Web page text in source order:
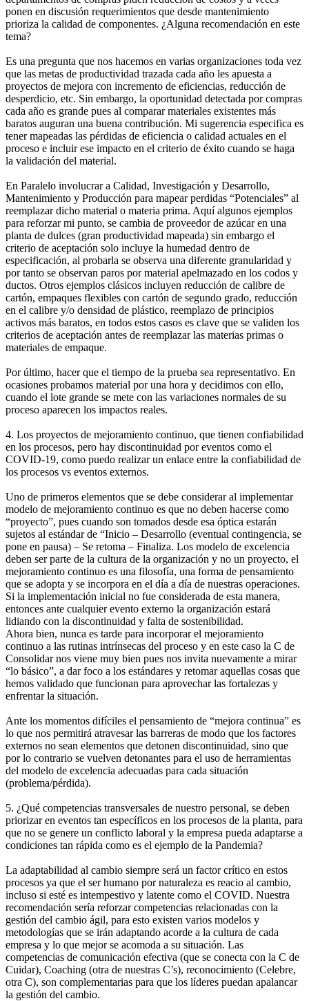
ponen en discusión requerimientos que desde mantenimiento
prioriza la calidad de componentes. ¿Alguna recomendación en este
tema?
Es una pregunta que nos hacemos en varias organizaciones toda vez
que las metas de productividad trazada cada año les apuesta a
proyectos de mejora con incremento de eficiencias, reducción de
desperdicio, etc. Sin embargo, la oportunidad detectada por compras
cada año es grande pues al comparar materiales existentes más
baratos auguran una buena contribución. Mi sugerencia especifica es
tener mapeadas las pérdidas de eficiencia o calidad actuales en el
proceso e incluir ese impacto en el criterio de éxito cuando se haga
la validación del material.
En Paralelo involucrar a Calidad, Investigación y Desarrollo,
Mantenimiento y Producción para mapear perdidas “Potenciales” al
reemplazar dicho material o materia prima. Aquí algunos ejemplos
para reforzar mi punto, se cambia de proveedor de azúcar en una
planta de dulces (gran productividad mapeada) sin embargo el
criterio de aceptación solo incluye la humedad dentro de
especificación, al probarla se observa una diferente granularidad y
por tanto se observan paros por material apelmazado en los codos y
ductos. Otros ejemplos clásicos incluyen reducción de calibre de
cartón, empaques flexibles con cartón de segundo grado, reducción
en el calibre y/o densidad de plástico, reemplazo de principios
activos más baratos, en todos estos casos es clave que se validen los
criterios de aceptación antes de reemplazar las materias primas o
materiales de empaque.
Por último, hacer que el tiempo de la prueba sea representativo. En
ocasiones probamos material por una hora y decidimos con ello,
cuando el lote grande se mete con las variaciones normales de su
proceso aparecen los impactos reales.
4. Los proyectos de mejoramiento continuo, que tienen confiabilidad
en los procesos, pero hay discontinuidad por eventos como el
COVID-19, como puedo realizar un enlace entre la confiabilidad de
los procesos vs eventos externos.
Uno de primeros elementos que se debe considerar al implementar
modelo de mejoramiento continuo es que no deben hacerse como
“proyecto”, pues cuando son tomados desde esa óptica estarán
sujetos al estándar de “Inicio – Desarrollo (eventual contingencia, se
pone en pausa) – Se retoma – Finaliza. Los modelo de excelencia
deben ser parte de la cultura de la organización y no un proyecto, el
mejoramiento continuo es una filosofía, una forma de pensamiento
que se adopta y se incorpora en el día a día de nuestras operaciones.
Si la implementación inicial no fue considerada de esta manera,
entonces ante cualquier evento externo la organización estará
lidiando con la discontinuidad y falta de sostenibilidad.
Ahora bien, nunca es tarde para incorporar el mejoramiento
continuo a las rutinas intrínsecas del proceso y en este caso la C de
Consolidar nos viene muy bien pues nos invita nuevamente a mirar
“lo básico”, a dar foco a los estándares y retomar aquellas cosas que
hemos validado que funcionan para aprovechar las fortalezas y
enfrentar la situación.
Ante los momentos difíciles el pensamiento de “mejora continua” es
lo que nos permitirá atravesar las barreras de modo que los factores
externos no sean elementos que detonen discontinuidad, sino que
por lo contrario se vuelven detonantes para el uso de herramientas
del modelo de excelencia adecuadas para cada situación
(problema/pérdida).
5. ¿Qué competencias transversales de nuestro personal, se deben
priorizar en eventos tan específicos en los procesos de la planta, para
que no se genere un conflicto laboral y la empresa pueda adaptarse a
condiciones tan rápida como es el ejemplo de la Pandemia?
La adaptabilidad al cambio siempre será un factor crítico en estos
procesos ya que el ser humano por naturaleza es reacio al cambio,
incluso si esté es intempestivo y latente como el COVID. Nuestra
recomendación sería reforzar competencias relacionadas con la
gestión del cambio ágil, para esto existen varios modelos y
metodologías que se irán adaptando acorde a la cultura de cada
empresa y lo que mejor se acomoda a su situación. Las
competencias de comunicación efectiva (que se conecta con la C de
Cuidar), Coaching (otra de nuestras C’s), reconocimiento (Celebre,
otra C), son complementarias para que los líderes puedan apalancar
la gestión del cambio.